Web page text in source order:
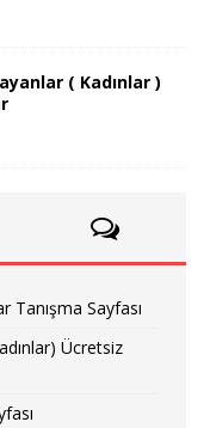
( Kadınlar )
Tanışma Sayfası
Ücretsiz